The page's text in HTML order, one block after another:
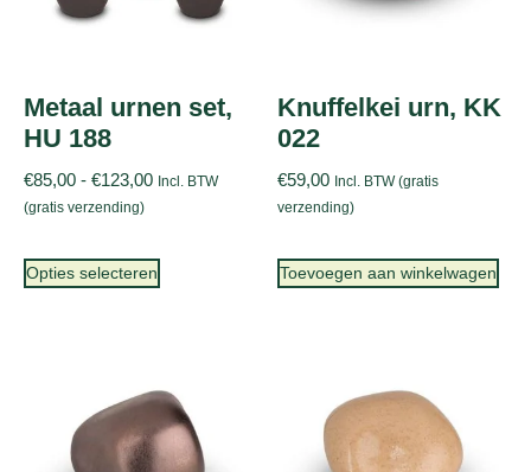
Metaal urnen set,
HU 188
€85,00 - €123,00 Incl. BTW
(gratis verzending)
Opties selecteren
Knuffelkei urn, KK
022
€59,00 Incl. BTW (gratis
verzending)
Toevoegen aan winkelwagen